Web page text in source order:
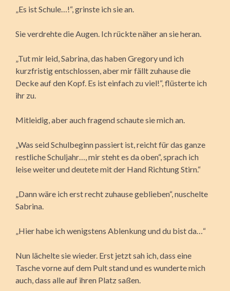
„Es ist Schule…!“, grinste ich sie an.
Sie verdrehte die Augen. Ich rückte näher an sie heran.
„Tut mir leid, Sabrina, das haben Gregory und ich
kurzfristig entschlossen, aber mir fällt zuhause die
Decke auf den Kopf. Es ist einfach zu viel!“, flüsterte ich
ihr zu.
Mitleidig, aber auch fragend schaute sie mich an.
„Was seid Schulbeginn passiert ist, reicht für das ganze
restliche Schuljahr…, mir steht es da oben“, sprach ich
leise weiter und deutete mit der Hand Richtung Stirn.“
„Dann wäre ich erst recht zuhause geblieben“, nuschelte
Sabrina.
„Hier habe ich wenigstens Ablenkung und du bist da…“
Nun lächelte sie wieder. Erst jetzt sah ich, dass eine
Tasche vorne auf dem Pult stand und es wunderte mich
auch, dass alle auf ihren Platz saßen.